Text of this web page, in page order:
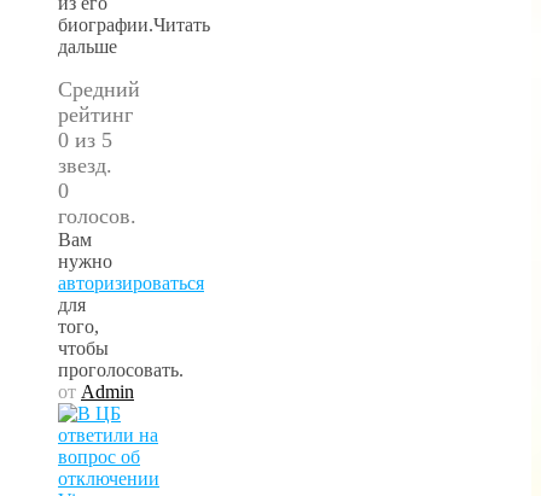
биографии.Читать
дальше
Средний
рейтинг
0 из 5
звезд.
0
голосов.
Вам
нужно
авторизироваться
для
того,
чтобы
проголосовать.
от Admin